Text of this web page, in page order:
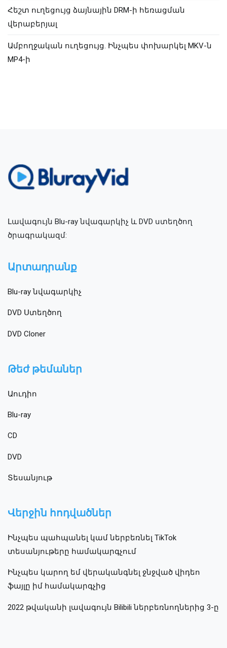
Հեշտ ուղեցույց ձայնային DRM-ի հեռացման
վերաբերյալ
Ամբողջական ուղեցույց. Ինչպես փոխարկել MKV-ն
MP4-ի
Լավագույն Blu-ray նվագարկիչ և DVD ստեղծող
ծրագրակազմ:
Արտադրանք
Blu-ray նվագարկիչ
DVD Ստեղծող
DVD Cloner
Թեժ թեմաներ
Աուդիո
Blu-ray
CD
DVD
Տեսանյութ
Վերջին հոդվածներ
Ինչպես պահպանել կամ ներբեռնել TikTok
տեսանյութերը համակարգչում
Ինչպես կարող եմ վերականգնել ջնջված վիդեո
ֆայլը իմ համակարգչից
2022 թվականի լավագույն Bilibili ներբեռնողներից 3-ը